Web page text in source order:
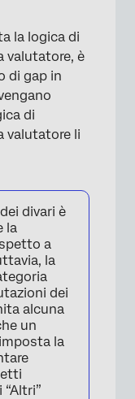
×
la logica di
valutatore, è
di gap in
di
valutatore li
divari è
la
a
la
dei
alcuna
un
la